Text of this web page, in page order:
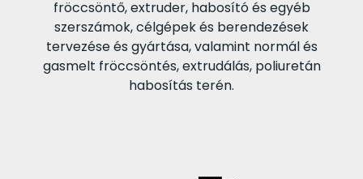
fröccsöntő, extruder, habosító és egyéb
szerszámok, célgépek és berendezések
tervezése és gyártása, valamint normál és
gasmelt fröccsöntés, extrudálás, poliuretán
habosítás terén.